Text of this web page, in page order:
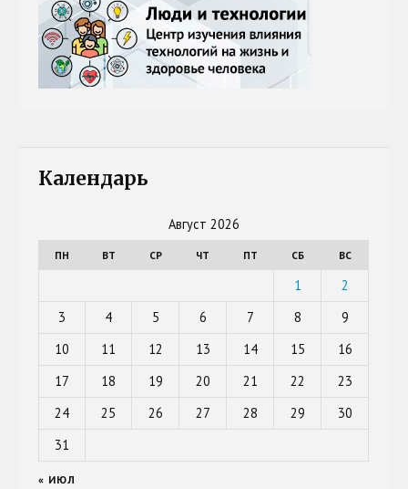
Календарь
Август 2026
ПН ВТ СР ЧТ ПТ СБ ВС
1
2
3
4 5 6 7 8
9
10
11 12 13 14 15
16
17
18 19 20 21 22
23
24
25 26 27 28 29
30
31
« ИЮЛ